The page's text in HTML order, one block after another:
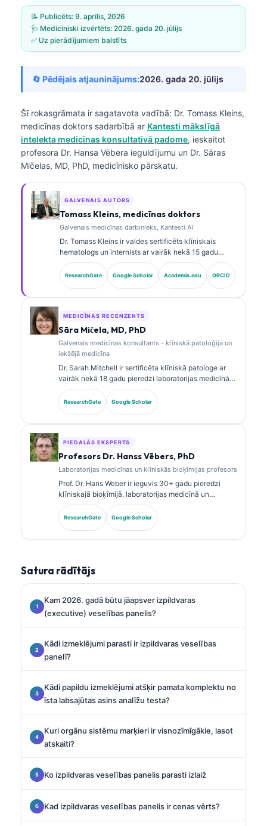
📝 Publicēts: 9. aprīlis, 2026
🩺 Medicīniski izvērtēts: 2026. gada 20. jūlijs
✅ Uz pierādījumiem balstīts
🔄 Pēdējais atjauninājums:2026. gada 20. jūlijs
Šī rokasgrāmata ir sagatavota vadībā: Dr. Tomass Kleins,
medicīnas doktors sadarbībā ar Kantesti mākslīgā
intelekta medicīnas konsultatīvā padome, ieskaitot
profesora Dr. Hansa Vēbera ieguldījumu un Dr. Sāras
Mičelas, MD, PhD, medicīnisko pārskatu.
GALVENAIS AUTORS
Tomass Kleins, medicīnas doktors
Galvenais medicīnas darbinieks, Kantesti AI
Dr. Tomass Kleins ir valdes sertificēts klīniskais
hematologs un internists ar vairāk nekā 15 gadu
pieredzi laboratorijas medicīnā un ar AI atbalstītā
klīniskā analīzē. Kā Kantesti AI galvenais medicīnas
darbinieks viņš nodrošina klīnisku uzraudzību par
interpretāciju un laboratorijas diagnostiku
laboratorijas medicīnas jomā.
ResearchGate Google Scholar Academia.edu ORCID
MEDICĪNAS RECENZENTS
Sāra Mičela, MD, PhD
Galvenais medicīnas konsultants - klīniskā patoloģija un
iekšējā medicīna
Dr. Sarah Mitchell ir sertificēta klīniskā patologe ar
vairāk nekā 18 gadu pieredzi laboratorijas medicīnā
un diagnostikas analīzē. Viņai ir specializētas
sertifikācijas klīniskajā ķīmijā, un viņa plaši
publicējusi pētījumus par biomarķieru paneļiem un
ResearchGate Google Scholar
PIEDALĀS EKSPERTS
Profesors Dr. Hanss Vēbers, PhD
Laboratorijas medicīnas un klīniskās bioķīmijas profesors
Prof. Dr. Hans Weber ir ieguvis 30+ gadu pieredzi
klīniskajā bioķīmijā, laboratorijas medicīnā un
biomarķieru pētniecībā. Bijušais Vācijas Klīniskās
ķīmijas biedrības prezidents, viņš specializējas
diagnostikas paneļu analīzē, biomarķieru
ResearchGate Google Scholar
Satura rādītājs
Kam 2026. gadā būtu jāapsver izpildvaras
(executive) veselības panelis?
Kādi izmeklējumi parasti ir izpildvaras veselības
panelī?
Kādi papildu izmeklējumi atšķir pamata komplektu no
īsta labsajūtas asins analīžu testa?
Kuri orgānu sistēmu marķieri ir visnozīmīgākie, lasot
atskaiti?
Ko izpildvaras veselības panelis parasti izlaiž
Kad izpildvaras veselības panelis ir cenas vērts?